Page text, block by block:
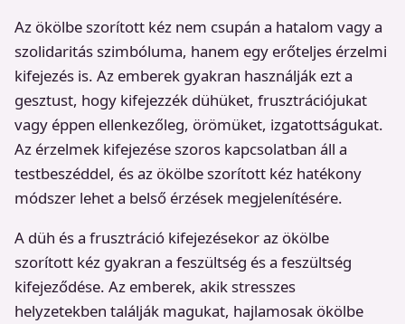
Az ökölbe szorított kéz nem csupán a hatalom vagy a
szolidaritás szimbóluma, hanem egy erőteljes érzelmi
kifejezés is. Az emberek gyakran használják ezt a
gesztust, hogy kifejezzék dühüket, frusztrációjukat
vagy éppen ellenkezőleg, örömüket, izgatottságukat.
Az érzelmek kifejezése szoros kapcsolatban áll a
testbeszéddel, és az ökölbe szorított kéz hatékony
módszer lehet a belső érzések megjelenítésére.
A düh és a frusztráció kifejezésekor az ökölbe
szorított kéz gyakran a feszültség és a feszültség
kifejeződése. Az emberek, akik stresszes
helyzetekben találják magukat, hajlamosak ökölbe